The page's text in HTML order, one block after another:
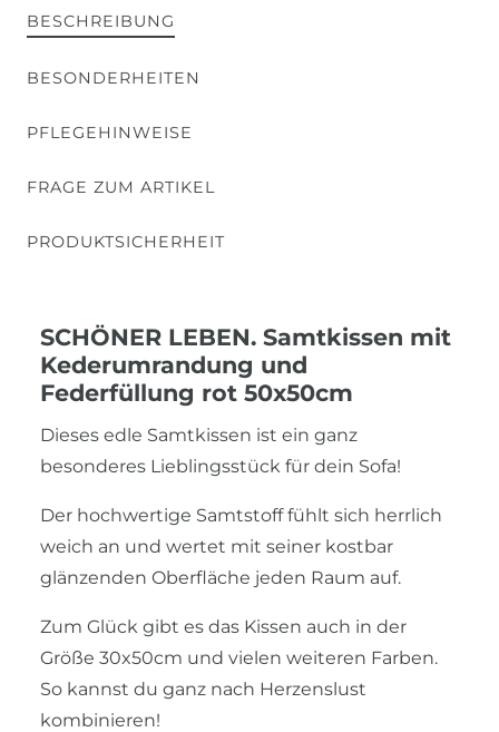
BESCHREIBUNG
BESONDERHEITEN
PFLEGEHINWEISE
FRAGE ZUM ARTIKEL
PRODUKTSICHERHEIT
SCHÖNER LEBEN. Samtkissen mit
Kederumrandung und
Federfüllung rot 50x50cm
Dieses edle Samtkissen ist ein ganz
besonderes Lieblingsstück für dein Sofa!
Der hochwertige Samtstoff fühlt sich herrlich
weich an und wertet mit seiner kostbar
glänzenden Oberfläche jeden Raum auf.
Zum Glück gibt es das Kissen auch in der
Größe 30x50cm und vielen weiteren Farben.
So kannst du ganz nach Herzenslust
kombinieren!